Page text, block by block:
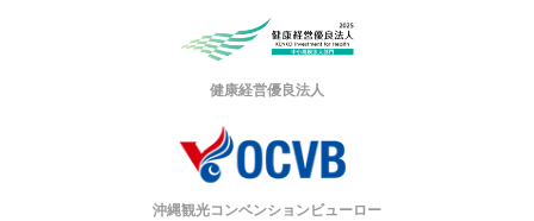
健康経営優良法人
沖縄観光コンベンションビューロー